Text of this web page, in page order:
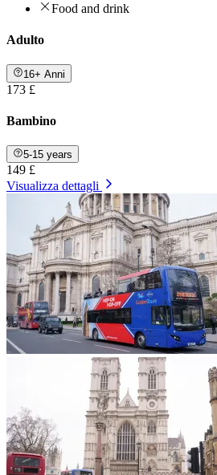
Food and drink
Adulto
16+ Anni
173 £
Bambino
5-15 years
149 £
Visualizza dettagli